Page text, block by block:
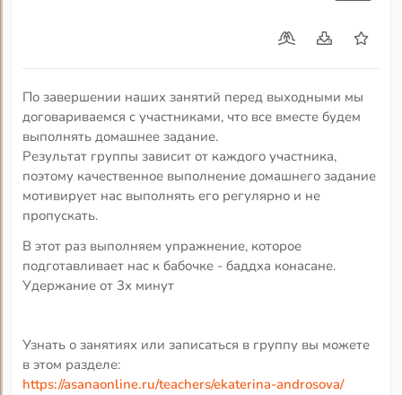
По завершении наших занятий перед выходными мы
договариваемся с участниками, что все вместе будем
выполнять домашнее задание.
Результат группы зависит от каждого участника,
поэтому качественное выполнение домашнего задание
мотивирует нас выполнять его регулярно и не
пропускать.
В этот раз выполняем упражнение, которое
подготавливает нас к бабочке - баддха конасане.
Удержание от 3х минут
Узнать о занятиях или записаться в группу вы можете
в этом разделе:
https://asanaonline.ru/teachers/ekaterina-androsova/